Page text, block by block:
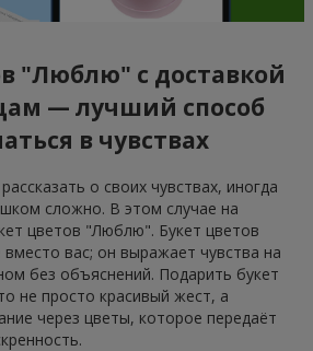
"Люблю" с доставкой
— лучший способ
в чувствах
о своих чувствах, иногда
сложно. В этом случае на
цветов "Люблю". Букет цветов
вас; он выражает чувства на
без объяснений. Подарить букет
не просто красивый жест, а
через цветы, которое передаёт